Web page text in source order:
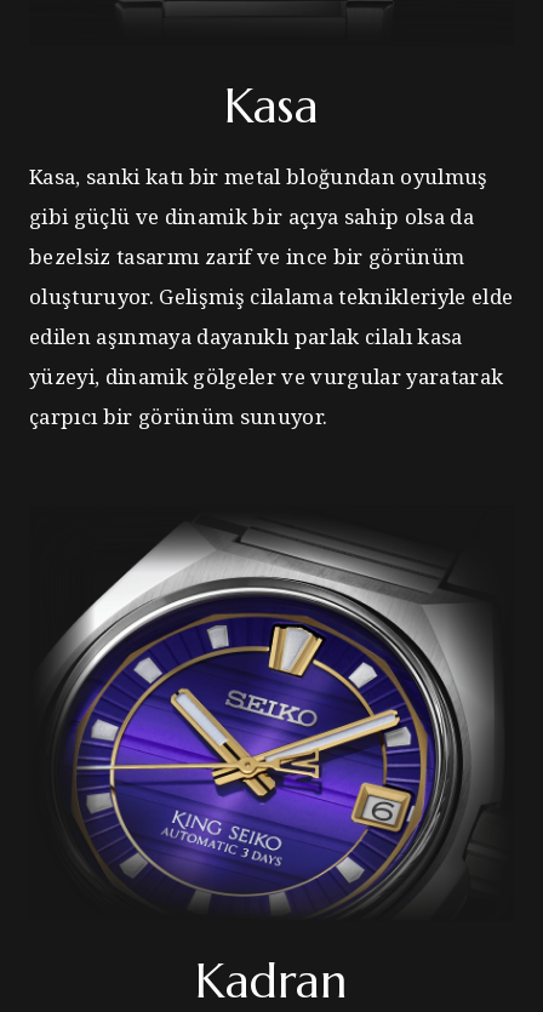
Kasa
Kasa, sanki katı bir metal bloğundan oyulmuş
gibi güçlü ve dinamik bir açıya sahip olsa da
bezelsiz tasarımı zarif ve ince bir görünüm
oluşturuyor. Gelişmiş cilalama teknikleriyle elde
edilen aşınmaya dayanıklı parlak cilalı kasa
yüzeyi, dinamik gölgeler ve vurgular yaratarak
çarpıcı bir görünüm sunuyor.
Kadran